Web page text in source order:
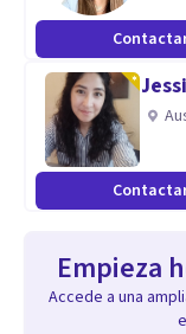
Empieza
Accede a una